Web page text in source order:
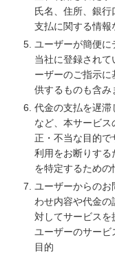
氏名、住所、銀
支払に関する情報
ユーザーが簡便に
当社に登録され
ーザーのご指示
供するものも含み
代金の支払を遅滞
など、本サービ
正・不当な目的で
利用をお断りする
を特定するため
ユーザーからの
わせ内容や代金
対してサービスを
ユーザーのサー
目的